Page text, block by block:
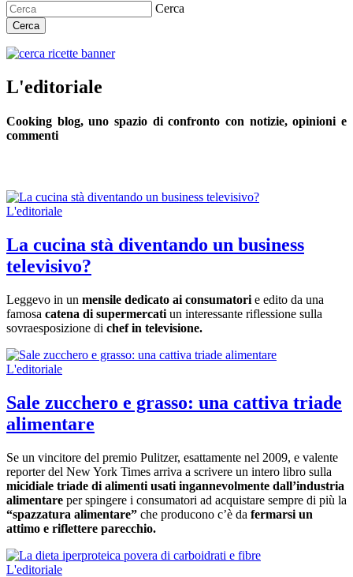
Cerca
Cerca
L'editoriale
Cooking blog, uno spazio di confronto con notizie, opinioni e
commenti
L'editoriale
La cucina stà diventando un business
televisivo?
Leggevo in un mensile dedicato ai consumatori e edito da una
famosa catena di supermercati un interessante riflessione sulla
sovraesposizione di chef in televisione.
L'editoriale
Sale zucchero e grasso: una cattiva triade
alimentare
Se un vincitore del premio Pulitzer, esattamente nel 2009, e valente
reporter del New York Times arriva a scrivere un intero libro sulla
micidiale triade di alimenti usati ingannevolmente dall’industria
alimentare per spingere i consumatori ad acquistare sempre di più la
“spazzatura alimentare” che producono c’è da fermarsi un
attimo e riflettere parecchio.
L'editoriale